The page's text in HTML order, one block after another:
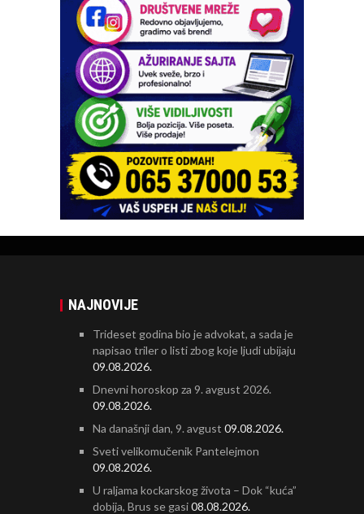
NAJNOVIJE
Trideset godina bio je advokat, a sada je
napisao triler o listi zbog koje ljudi ubijaju
09.08.2026.
Dnevni horoskop za 9. avgust 2026.
09.08.2026.
Na današnji dan, 9. avgust 09.08.2026.
Sveti velikomučenik Pantelejmon
09.08.2026.
U raljama kockarskog života – Dok “kuća”
dobija, Brus se gasi08.08.2026.